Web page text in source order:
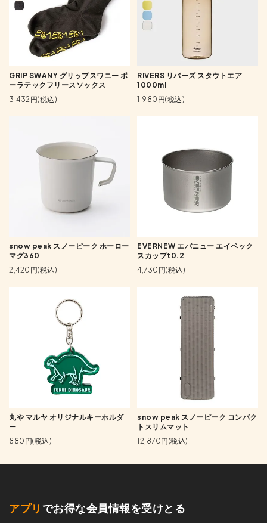
GRIP SWANY グリップスワニー ポ
ーラテックフリースソックス
3,432円(税込)
RIVERS リバーズ スタウトエア
1000ml
1,980円(税込)
snow peak スノーピーク ホーロー
マグ360
2,420円(税込)
EVERNEW エバニュー エイペック
スカップt0.2
4,730円(税込)
丸や マルヤ オリジナルキーホルダ
ー
880円(税込)
snow peak スノーピーク コンパク
トスリムマット
12,870円(税込)
アプリ でお得な会員情報を受けとる